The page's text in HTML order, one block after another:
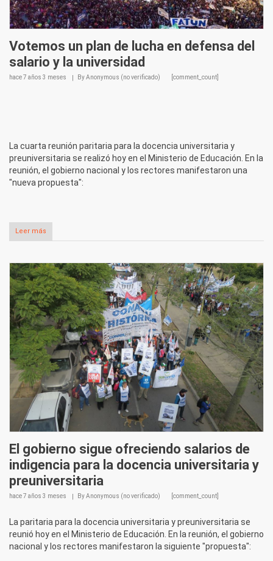
Votemos un plan de lucha en defensa del
salario y la universidad
hace7 años 3 meses ByAnonymous (no verificado) [comment_count]
La cuarta reunión paritaria para la docencia universitaria y
preuniversitaria se realizó hoy en el Ministerio de Educación. En la
reunión, el gobierno nacional y los rectores manifestaron una
"nueva propuesta":
Leer más
El gobierno sigue ofreciendo salarios de
indigencia para la docencia universitaria y
preuniversitaria
hace7 años 3 meses ByAnonymous (no verificado) [comment_count]
La paritaria para la docencia universitaria y preuniversitaria se
reunió hoy en el Ministerio de Educación. En la reunión, el gobierno
nacional y los rectores manifestaron la siguiente "propuesta":